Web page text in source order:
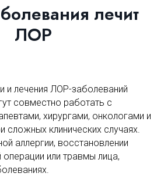
лечит
ЛОР
и лечения ЛОР-заболеваний
совместно работать с
хирургами, онкологами и
сложных клинических случаях.
аллергии, восстановлении
операции или травмы лица,